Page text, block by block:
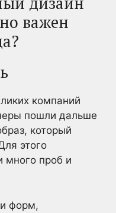
важен
компаний
пошли дальше
который
этого
много проб и
форм,